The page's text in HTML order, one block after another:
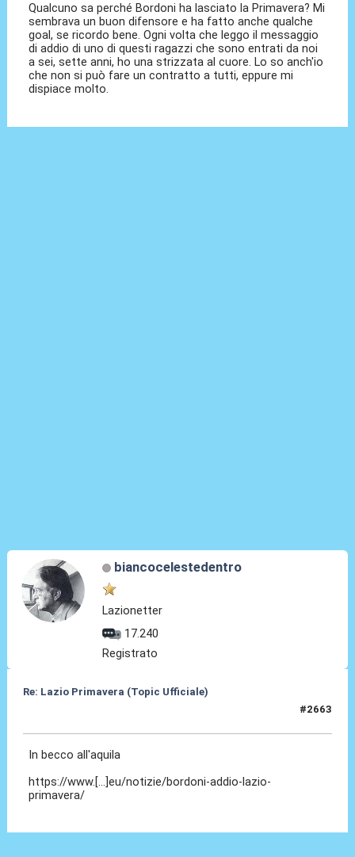
Qualcuno sa perché Bordoni ha lasciato la Primavera? Mi
sembrava un buon difensore e ha fatto anche qualche
goal, se ricordo bene. Ogni volta che leggo il messaggio
di addio di uno di questi ragazzi che sono entrati da noi
a sei, sette anni, ho una strizzata al cuore. Lo so anch'io
che non si può fare un contratto a tutti, eppure mi
dispiace molto.
biancocelestedentro
Lazionetter
17.240
Registrato
Re: Lazio Primavera (Topic Ufficiale)
#2663
In becco all'aquila
https://www.[...]eu/notizie/bordoni-addio-lazio-
primavera/